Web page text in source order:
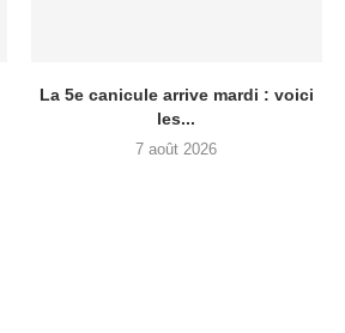
La 5e canicule arrive mardi : voici
les...
7 août 2026